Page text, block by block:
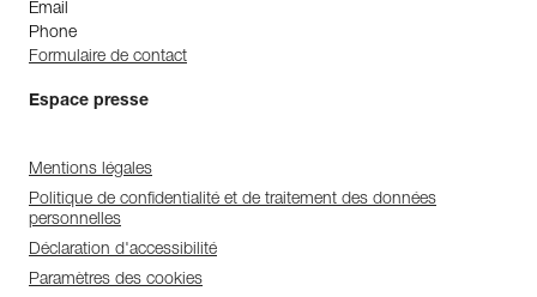
Email
Phone
Formulaire de contact
Espace presse
Mentions légales
Politique de confidentialité et de traitement des données
personnelles
Déclaration d'accessibilité
Paramètres des cookies